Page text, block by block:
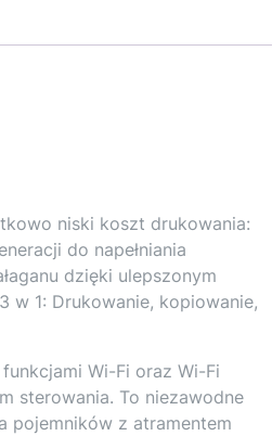
niski koszt drukowania:
do napełniania
dzięki ulepszonym
w 1: Drukowanie, kopiowanie,
Wi-Fi oraz Wi-Fi
sterowania. To niezawodne
pojemników z atramentem